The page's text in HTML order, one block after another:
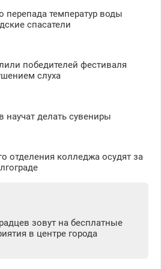
перепада температур воды
спасатели
победителей фестиваля
слуха
научат делать сувениры
отделения колледжа осудят за
зовут на бесплатные
в центре города